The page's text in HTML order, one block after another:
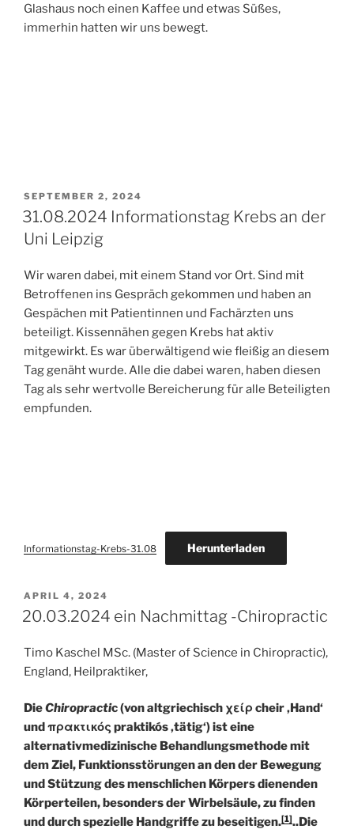
Glashaus noch einen Kaffee und etwas Süßes,
immerhin hatten wir uns bewegt.
VERÖFFENTLICHT
AM
SEPTEMBER 2, 2024
31.08.2024 Informationstag Krebs an der
Uni Leipzig
Wir waren dabei, mit einem Stand vor Ort. Sind mit
Betroffenen ins Gespräch gekommen und haben an
Gespächen mit Patientinnen und Fachärzten uns
beteiligt. Kissennähen gegen Krebs hat aktiv
mitgewirkt. Es war überwältigend wie fleißig an diesem
Tag genäht wurde. Alle die dabei waren, haben diesen
Tag als sehr wertvolle Bereicherung für alle Beteiligten
empfunden.
Informationstag-Krebs-31.08 Herunterladen
VERÖFFENTLICHT
AM
APRIL 4, 2024
20.03.2024 ein Nachmittag -Chiropractic
Timo Kaschel MSc. (Master of Science in Chiropractic),
England, Heilpraktiker,
DieChiropractic (von altgriechisch χείρ cheir ‚Hand‘
und πρακτικός praktikós ‚tätig‘) ist eine
alternativmedizinische Behandlungsmethode mit
dem Ziel, Funktionsstörungen an den der Bewegung
und Stützung des menschlichen Körpers dienenden
Körperteilen, besonders der Wirbelsäule, zu finden
und durch spezielle Handgriffe zu beseitigen.[1]..Die